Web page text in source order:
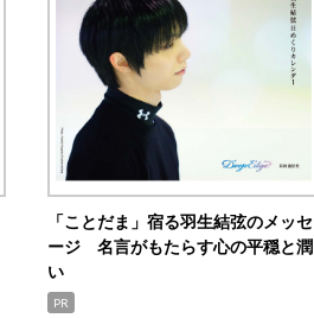
「ことだま」宿る羽生結弦のメッセ
ージ 名言がもたらす心の平穏と潤
い
PR